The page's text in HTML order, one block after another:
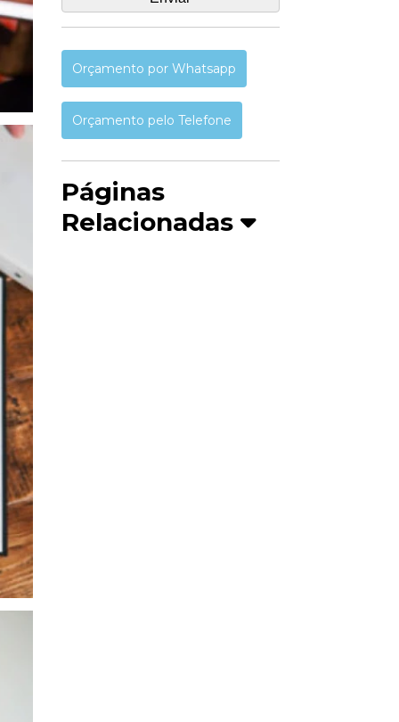
Orçamento por Whatsapp
Orçamento pelo Telefone
Páginas
Relacionadas